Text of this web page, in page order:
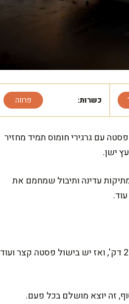
כשרות: פרווה
עם גרגירי חומוס תמיד מחזיר
ישן.
עדינה ותיבול שמחמם את
זה מתכון שמתקתק מהר, אבל הוא מרגיש מדהים על השולחן. ההכנה הפעילה לוקחת בערך 20 דק', ואז יש בישול פסטה קצר ועוד
זה יוצא מושלם בכל פעם.